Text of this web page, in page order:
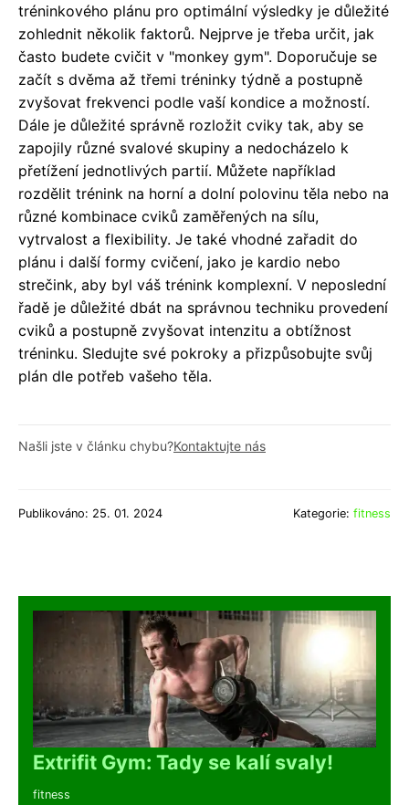
tréninkového plánu pro optimální výsledky je důležité
zohlednit několik faktorů. Nejprve je třeba určit, jak
často budete cvičit v "monkey gym". Doporučuje se
začít s dvěma až třemi tréninky týdně a postupně
zvyšovat frekvenci podle vaší kondice a možností.
Dále je důležité správně rozložit cviky tak, aby se
zapojily různé svalové skupiny a nedocházelo k
přetížení jednotlivých partií. Můžete například
rozdělit trénink na horní a dolní polovinu těla nebo na
různé kombinace cviků zaměřených na sílu,
vytrvalost a flexibility. Je také vhodné zařadit do
plánu i další formy cvičení, jako je kardio nebo
strečink, aby byl váš trénink komplexní. V neposlední
řadě je důležité dbát na správnou techniku provedení
cviků a postupně zvyšovat intenzitu a obtížnost
tréninku. Sledujte své pokroky a přizpůsobujte svůj
plán dle potřeb vašeho těla.
Našli jste v článku chybu?Kontaktujte nás
Publikováno: 25. 01. 2024 Kategorie: fitness
Extrifit Gym: Tady se kalí svaly!
fitness